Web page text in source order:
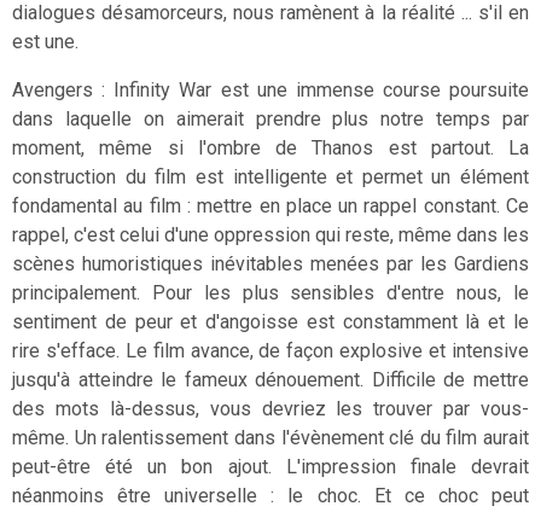
dialogues désamorceurs, nous ramènent à la réalité ... s'il en
est une.
Avengers : Infinity War est une immense course poursuite
dans laquelle on aimerait prendre plus notre temps par
moment, même si l'ombre de Thanos est partout. La
construction du film est intelligente et permet un élément
fondamental au film : mettre en place un rappel constant. Ce
rappel, c'est celui d'une oppression qui reste, même dans les
scènes humoristiques inévitables menées par les Gardiens
principalement. Pour les plus sensibles d'entre nous, le
sentiment de peur et d'angoisse est constamment là et le
rire s'efface. Le film avance, de façon explosive et intensive
jusqu'à atteindre le fameux dénouement. Difficile de mettre
des mots là-dessus, vous devriez les trouver par vous-
même. Un ralentissement dans l'évènement clé du film aurait
peut-être été un bon ajout. L'impression finale devrait
néanmoins être universelle : le choc. Et ce choc peut